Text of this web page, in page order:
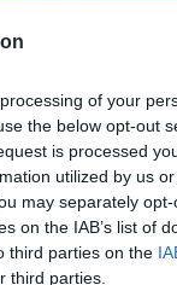
of your
the below opt-out
is processed
utilized by us
may separately
on the IAB’s list of
third parties on the
third parties.